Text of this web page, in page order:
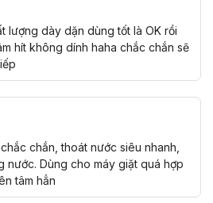
lượng dày dặn dùng tốt là OK rồi
hít không dính haha chắc chắn sẽ
chắn, thoát nước siêu nhanh,
nước. Dùng cho máy giặt quá hợp
tâm hẳn